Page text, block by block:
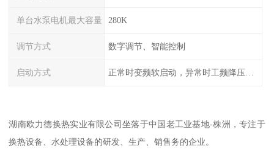
单台水泵电机最大容量 280K
调节方式 数字调节、智能控制
启动方式 正常时变频软启动，异常时工频降压或全压启动
湖南欧力德换热实业有限公司坐落于中国老工业基地-株洲，专注于
换热设备、水处理设备的研发、生产、销售务的企业。